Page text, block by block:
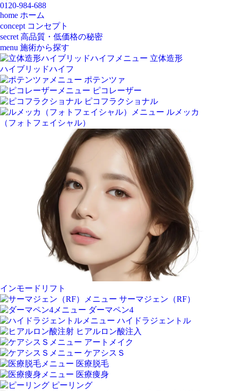
0120-984-688
home ホーム
concept コンセプト
secret 高品質・低価格の秘密
menu 施術から探す
立体造形
ハイブリッドハイフ
ポテンツァ
ピコレーザー
ピコフラクショナル
ルメッカ
（フォトフェイシャル）
インモードリフト
サーマジェン（RF）
ダーマペン4
ハイドラジェントル
ヒアルロン酸注入
アートメイク
ケアシスＳ
医療脱毛
医療痩身
ピーリング